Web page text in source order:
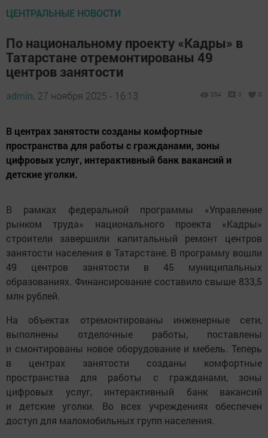
ЦЕНТРАЛЬНЫЕ НОВОСТИ
По национальному проекту «Кадры» в
Татарстане отремонтированы 49
центров занятости
admin, 27 ноября 2025 - 16:13 254 0 0
В центрах занятости созданы комфортные
пространства для работы с гражданами, зоны
цифровых услуг, интерактивный банк вакансий и
детские уголки.
В рамках федеральной программы «Управление
рынком труда» национального проекта «Кадры»
строители завершили капитальный ремонт центров
занятости населения в Татарстане. В программу вошли
49 центров занятости в 45 муниципальных
образованиях. Финансирование составило свыше 833,5
млн рублей.
На объектах отремонтированы инженерные сети,
выполнены отделочные работы, поставлены
и смонтированы новое оборудование и мебель. Теперь
в центрах занятости созданы комфортные
пространства для работы с гражданами, зоны
цифровых услуг, интерактивный банк вакансий
и детские уголки. Во всех учреждениях обеспечен
доступ для маломобильных групп населения.